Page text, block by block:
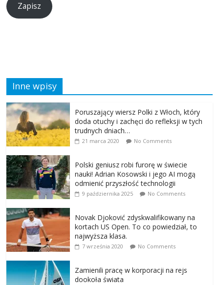
Zapisz
Inne wpisy
Poruszający wiersz Polki z Włoch, który
doda otuchy i zachęci do refleksji w tych
trudnych dniach…
21 marca 2020 No Comments
Polski geniusz robi furorę w świecie
nauki! Adrian Kosowski i jego AI mogą
odmienić przyszłość technologii
9 października 2025 No Comments
Novak Djoković zdyskwalifikowany na
kortach US Open. To co powiedział, to
najwyższa klasa.
7 września 2020 No Comments
Zamienili pracę w korporacji na rejs
dookoła świata